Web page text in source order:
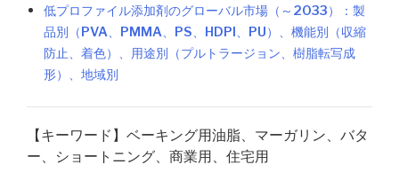
低プロファイル添加剤のグローバル市場（～2033）：製
品別（PVA、PMMA、PS、HDPI、PU）、機能別（収縮
防止、着色）、用途別（プルトラージョン、樹脂転写成
形）、地域別
【キーワード】ベーキング用油脂、マーガリン、バタ
ー、ショートニング、商業用、住宅用